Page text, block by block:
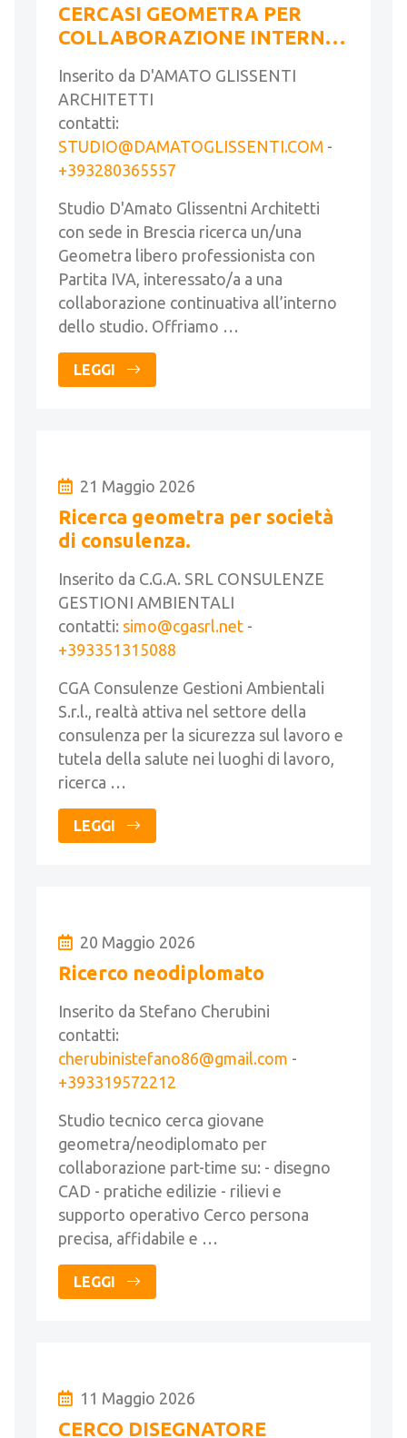
CERCASI GEOMETRA PER
COLLABORAZIONE INTERNA
Inserito da D'AMATO GLISSENTI
ARCHITETTI
contatti:
STUDIO@DAMATOGLISSENTI.COM -
+393280365557
Studio D'Amato Glissentni Architetti
con sede in Brescia ricerca un/una
Geometra libero professionista con
Partita IVA, interessato/a a una
collaborazione continuativa all’interno
dello studio. Offriamo …
LEGGI
21 Maggio 2026
Ricerca geometra per società
di consulenza.
Inserito da C.G.A. SRL CONSULENZE
GESTIONI AMBIENTALI
contatti: simo@cgasrl.net -
+393351315088
CGA Consulenze Gestioni Ambientali
S.r.l., realtà attiva nel settore della
consulenza per la sicurezza sul lavoro e
tutela della salute nei luoghi di lavoro,
ricerca …
LEGGI
20 Maggio 2026
Ricerco neodiplomato
Inserito da Stefano Cherubini
contatti:
cherubinistefano86@gmail.com -
+393319572212
Studio tecnico cerca giovane
geometra/neodiplomato per
collaborazione part-time su: - disegno
CAD - pratiche edilizie - rilievi e
supporto operativo Cerco persona
precisa, affidabile e …
LEGGI
11 Maggio 2026
CERCO DISEGNATORE